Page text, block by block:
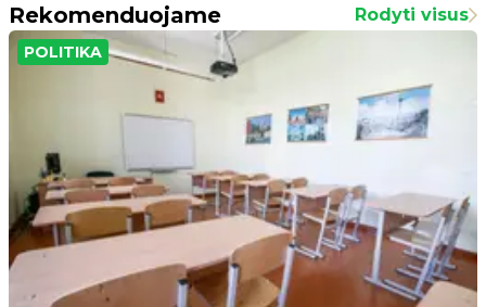
Rekomenduojame Rodyti visus
POLITIKA